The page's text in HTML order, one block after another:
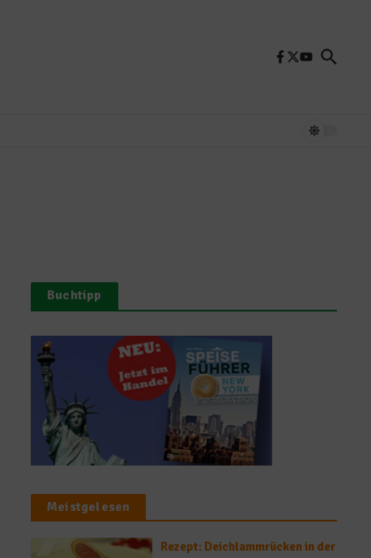
Buchtipp
Meistgelesen
Rezept: Deichlammrücken in der